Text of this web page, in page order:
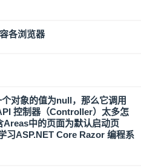
各浏览器
对象的值为null，那么它调用
控制器（Controller）太多怎
Areas中的页面为默认启动页
习ASP.NET Core Razor 编程系